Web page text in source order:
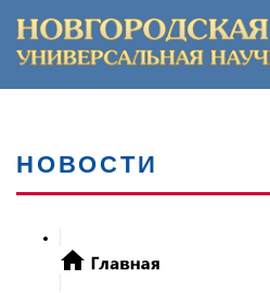
НОВОСТИ